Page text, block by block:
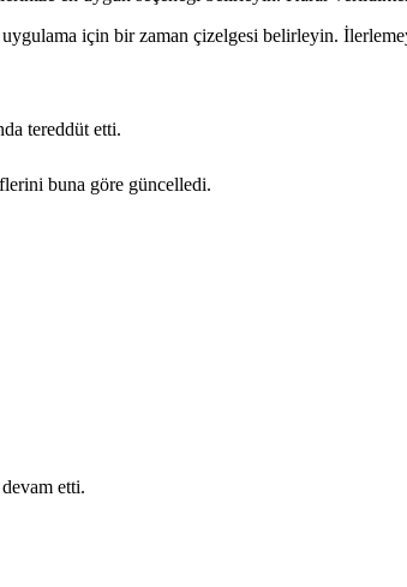
için bir zaman çizelgesi belirleyin.
tereddüt etti.
buna göre güncelledi.
etti.